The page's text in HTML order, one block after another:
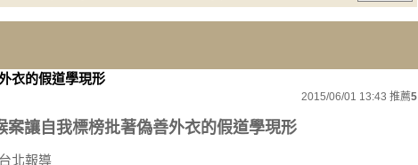
衣的假道學現形
2015/06/01 13:43 推薦5
案讓自我標榜批著偽善外衣的假道學現形
北報導